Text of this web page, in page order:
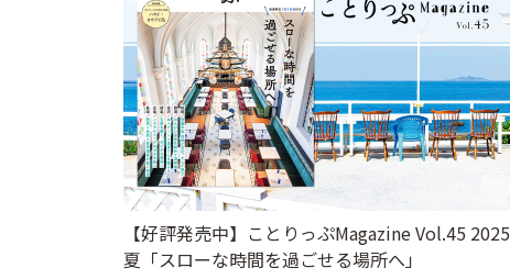
【好評発売中】ことりっぷMagazine Vol.45 2025
夏「スローな時間を過ごせる場所へ」